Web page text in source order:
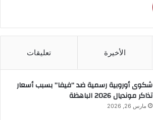
الأخيرة تعليقات
شكوى أوروبية رسمية ضد “فيفا” بسبب أسعار
تذاكر مونديال 2026 الباهظة
مارس 26, 2026